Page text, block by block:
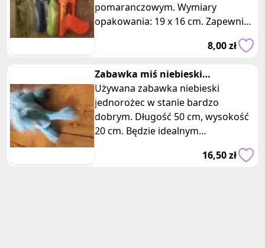
pomaranczowym. Wymiary
opakowania: 19 x 16 cm. Zapewni
8,00 zł
Zabawka miś niebieski
jednorozec
Używana zabawka niebieski
jednorożec w stanie bardzo
dobrym. Długość 50 cm, wysokość
20 cm. Będzie idealnym
16,50 zł